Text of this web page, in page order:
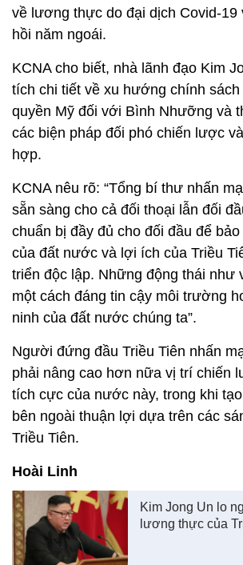
về lương thực do đại dịch Covid-19
hồi năm ngoái.
KCNA cho biết, nhà lãnh đạo Kim
tích chi tiết về xu hướng chính sách
quyền Mỹ đối với Bình Nhưỡng và
các biện pháp đối phó chiến lược
hợp.
KCNA nêu rõ: “Tổng bí thư nhấn
sẵn sàng cho cả đối thoại lẫn đối
chuẩn bị đầy đủ cho đối đầu để
của đất nước và lợi ích của Triều
triển độc lập. Những động thái như
một cách đáng tin cậy môi trường
ninh của đất nước chúng ta”.
Người đứng đầu Triều Tiên nhấn
phải nâng cao hơn nữa vị trí chiến
tích cực của nước này, trong khi
bên ngoài thuận lợi dựa trên các
Triều Tiên.
Hoài Linh
Kim Jong Un lo
lương thực của